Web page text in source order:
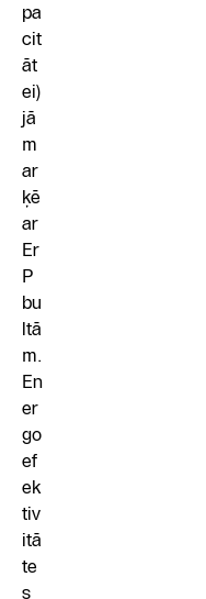
pa
cit
āt
ei)
jā
m
ar
ķē
ar
Er
P
bu
ltā
m.
En
er
go
ef
ek
tiv
itā
te
s